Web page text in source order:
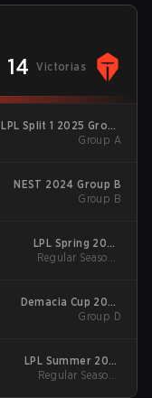
14 Victorias
LPL Split 1 2025 Group
A
Group A
NEST 2024 Group B
Group B
LPL Spring 2024
Regular Season
Regular Season -
Demacia Cup 2023
Group D
Group D
LPL Summer 2023
Regular Season
Regular Season -